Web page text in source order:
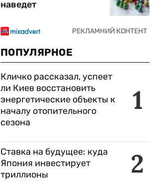
наведет
ПОПУЛЯРНОЕ
1
Кличко рассказал, успеет
ли Киев восстановить
энергетические объекты к
началу отопительного
сезона
2
Ставка на будущее: куда
Япония инвестирует
триллионы